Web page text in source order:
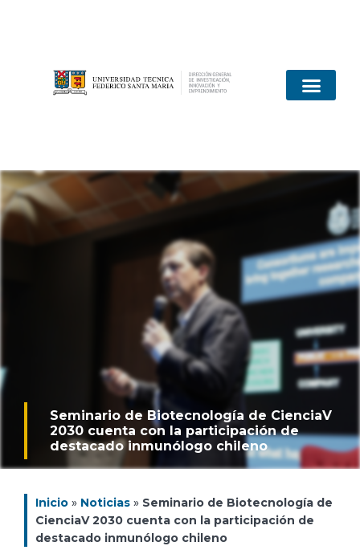
Seminario de Biotecnología de CienciaV
2030 cuenta con la participación de
destacado inmunólogo chileno
Inicio » Noticias » Seminario de Biotecnología de
CienciaV 2030 cuenta con la participación de
destacado inmunólogo chileno